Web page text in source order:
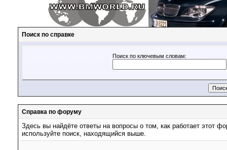
Поиск по справке
Поиск по ключевым словам:
Справка по форуму
Здесь вы найдёте ответы на вопросы о том, как работает этот
используйте поиск, находящийся выше.